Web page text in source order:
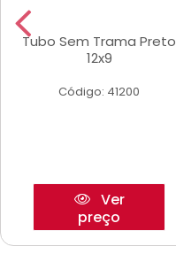
Tubo Sem Trama Preto
12x9
Código: 41200
Ver
preço